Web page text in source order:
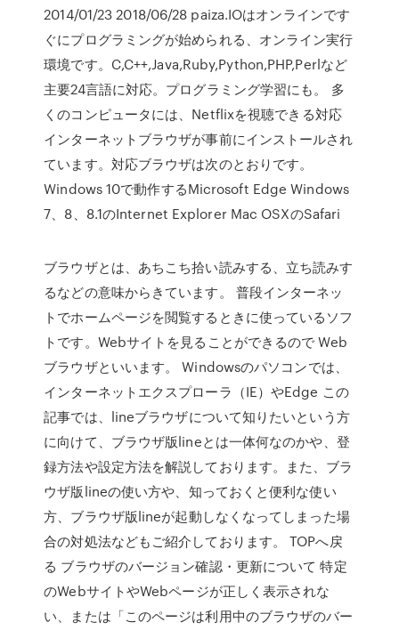
2014/01/23 2018/06/28 paiza.IOはオンラインです
ぐにプログラミングが始められる、オンライン実行
環境です。C,C++,Java,Ruby,Python,PHP,Perlなど
主要24言語に対応。プログラミング学習にも。 多
くのコンピュータには、Netflixを視聴できる対応
インターネットブラウザが事前にインストールされ
ています。対応ブラウザは次のとおりです。
Windows 10で動作するMicrosoft Edge Windows
7、8、8.1のInternet Explorer Mac OSXのSafari
ブラウザとは、あちこち拾い読みする、立ち読みす
るなどの意味からきています。 普段インターネッ
トでホームページを閲覧するときに使っているソフ
トです。Webサイトを見ることができるので Web
ブラウザといいます。 Windowsのパソコンでは、
インターネットエクスプローラ（IE）やEdge この
記事では、lineブラウザについて知りたいという方
に向けて、ブラウザ版lineとは一体何なのかや、登
録方法や設定方法を解説しております。また、ブラ
ウザ版lineの使い方や、知っておくと便利な使い
方、ブラウザ版lineが起動しなくなってしまった場
合の対処法などもご紹介しております。 TOPへ戻
る ブラウザのバージョン確認・更新について 特定
のWebサイトやWebページが正しく表示されな
い、または「このページは利用中のブラウザのバー